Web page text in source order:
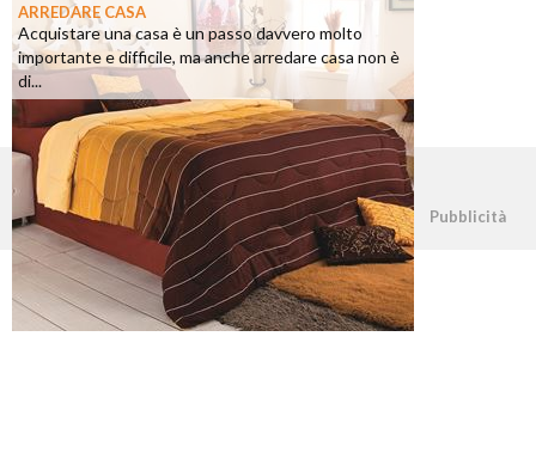
ARREDARE CASA
Acquistare una casa è un passo davvero molto
importante e difficile, ma anche arredare casa non è
di...
©2026 - casapratica.net - p.iva 03338800984 Pubblicità